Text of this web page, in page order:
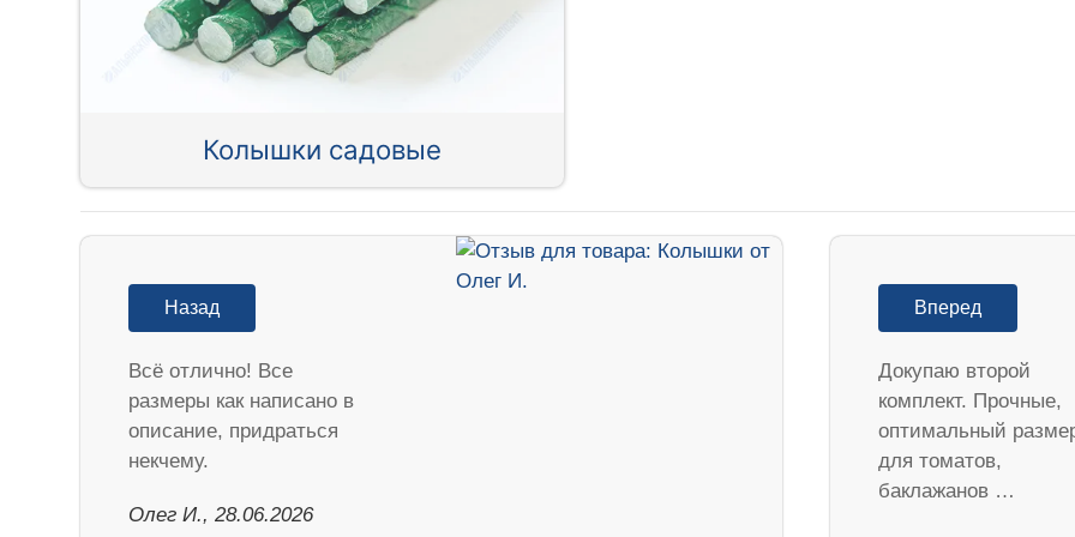
Колышки садовые
Назад
Всё отлично! Все
размеры как написано в
описание, придраться
некчему.
Олег И., 28.06.2026
Вперед
Докупаю второй
комплект. Прочные,
оптимальный
для томатов,
баклажанов …